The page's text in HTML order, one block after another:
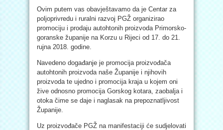
Ovim putem vas obavještavamo da je Centar za
poljoprivredu i ruralni razvoj PGŽ organizirao
promociju i prodaju autohtonih proizvoda Primorsko-
goranske županije na Korzu u Rijeci od 17. do 21.
rujna 2018. godine.
Navedeno događanje je promocija proizvođača
autohtonih proizvoda naše Županije i njihovih
proizvoda te ujedno i promocija kraja u kojem oni
žive odnosno promocija Gorskog kotara, zaobalja i
otoka čime se daje i naglasak na prepoznatljivost
Županije.
Uz proizvođače PGŽ na manifestaciji će sudjelovati